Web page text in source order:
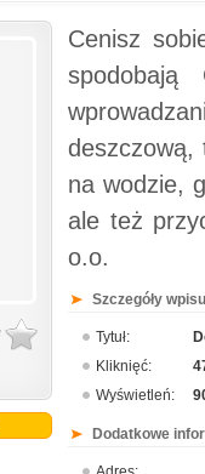
Cenisz
deszczową,
na wodzie,
ale też
o.o.
Szczegóły
Tytuł:
Kliknięć:
Wyświetleń:
Dodatkowe